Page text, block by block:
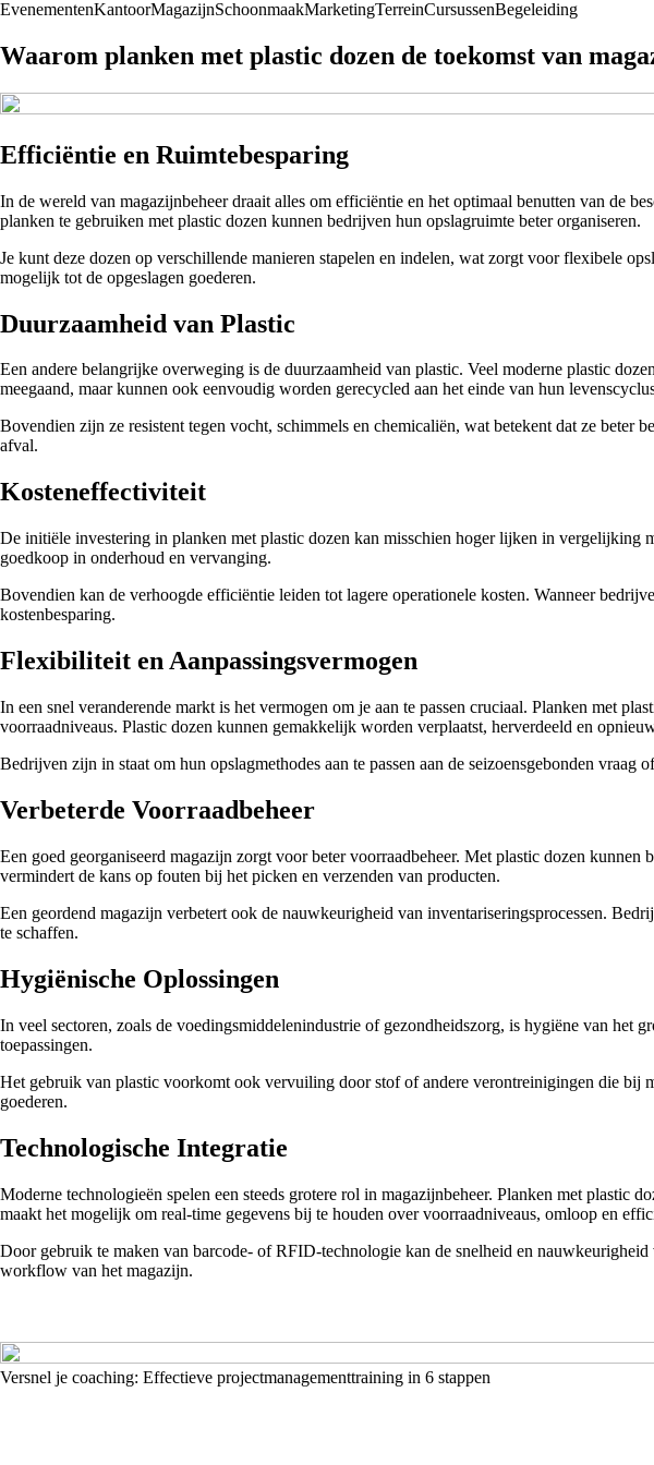
EvenementenKantoorMagazijnSchoonmaakMarketingTerreinCursussenBegeleiding
Waarom planken met plastic dozen de toekomst van
Efficiëntie en Ruimtebesparing
In de wereld van magazijnbeheer draait alles om efficiëntie en het optimaal benutten van de
planken te gebruiken met plastic dozen kunnen bedrijven hun opslagruimte beter organiseren.
Je kunt deze dozen op verschillende manieren stapelen en indelen, wat zorgt voor flexibele
mogelijk tot de opgeslagen goederen.
Duurzaamheid van Plastic
Een andere belangrijke overweging is de duurzaamheid van plastic. Veel moderne plastic
meegaand, maar kunnen ook eenvoudig worden gerecycled aan het einde van hun
Bovendien zijn ze resistent tegen vocht, schimmels en chemicaliën, wat betekent dat ze beter
afval.
Kosteneffectiviteit
De initiële investering in planken met plastic dozen kan misschien hoger lijken in
goedkoop in onderhoud en vervanging.
Bovendien kan de verhoogde efficiëntie leiden tot lagere operationele kosten. Wanneer
kostenbesparing.
Flexibiliteit en Aanpassingsvermogen
In een snel veranderende markt is het vermogen om je aan te passen cruciaal. Planken met
voorraadniveaus. Plastic dozen kunnen gemakkelijk worden verplaatst, herverdeeld en
Bedrijven zijn in staat om hun opslagmethodes aan te passen aan de seizoensgebonden
Verbeterde Voorraadbeheer
Een goed georganiseerd magazijn zorgt voor beter voorraadbeheer. Met plastic dozen
vermindert de kans op fouten bij het picken en verzenden van producten.
Een geordend magazijn verbetert ook de nauwkeurigheid van inventariseringsprocessen.
te schaffen.
Hygiënische Oplossingen
In veel sectoren, zoals de voedingsmiddelenindustrie of gezondheidszorg, is hygiëne van het
toepassingen.
Het gebruik van plastic voorkomt ook vervuiling door stof of andere verontreinigingen die bij
goederen.
Technologische Integratie
Moderne technologieën spelen een steeds grotere rol in magazijnbeheer. Planken met plastic
maakt het mogelijk om real-time gegevens bij te houden over voorraadniveaus, omloop en
Door gebruik te maken van barcode- of RFID-technologie kan de snelheid en
workflow van het magazijn.
Versnel je coaching: Effectieve projectmanagementtraining in 6 stappen